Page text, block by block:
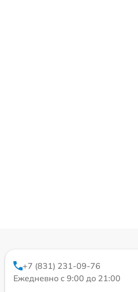
+7 (831) 231-09-76
Ежедневно с 9:00 до 21:00